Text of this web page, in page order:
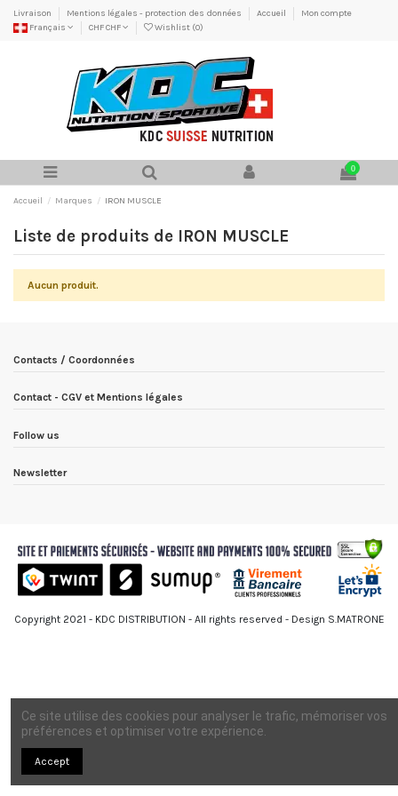
Livraison Mentions légales - protection des données Accueil
Mon compte
Français
CHF CHF Wishlist (0)
0
Accueil Marques IRON MUSCLE
Liste de produits de IRON MUSCLE
Aucun produit.
Contacts / Coordonnées
Contact - CGV et Mentions légales
Follow us
Newsletter
Copyright 2021 - KDC DISTRIBUTION - All rights reserved - Design S.MATRONE
Ce site utilise des cookies pour analyser le trafic, mémoriser vos
préférences et optimiser votre expérience.
Accept